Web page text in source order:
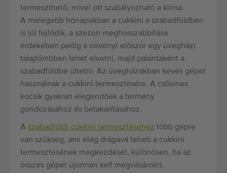
termeszthető, mivel ott szabályozható a klíma.
A melegebb hónapokban a cukkini a szabadföldben
is jól fejlődik, a szezon meghosszabbítása
érdekében pedig a növényt először egy üvegházi
talajtömbben lehet elvetni, majd palántaként a
szabadföldbe ültetni. Az üvegházakban kevés gépet
használnak a cukkini termesztésére. A csősínes
kocsik gyakran elegendőek a termény
gondozásához és betakarításához.
A szabadföldi cukkini termesztéséhez több gépre
van szükség, ami elég drágává teheti a cukkini
termesztésének megkezdését, különösen, ha az
összes gépet újonnan kell megvásárolni.